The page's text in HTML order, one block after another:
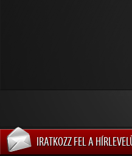
IRATKOZZ FEL A